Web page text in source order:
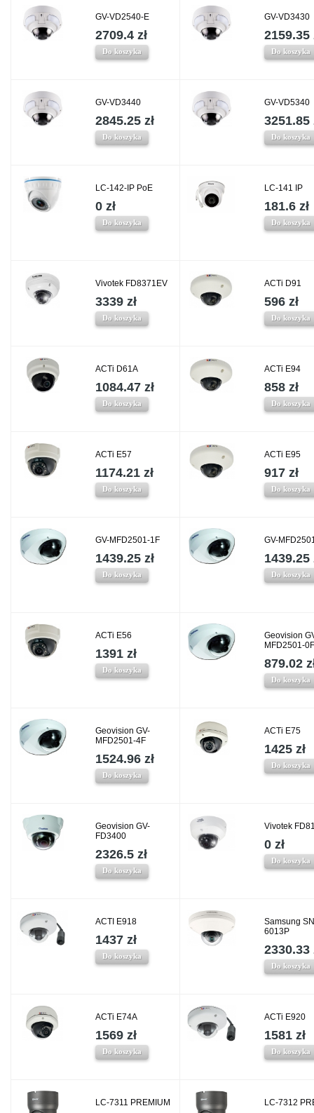
GV-VD2540-E
2709.4 zł
Do koszyka
GV-VD3430
2159.35
Do koszyka
GV-VD3440
2845.25 zł
Do koszyka
GV-VD5340
3251.85
Do koszyka
LC-142-IP PoE
0 zł
Do koszyka
LC-141 IP
181.6 zł
Do koszyka
Vivotek FD8371EV
3339 zł
Do koszyka
ACTi D91
596 zł
Do koszyka
ACTi D61A
1084.47 zł
Do koszyka
ACTi E94
858 zł
Do koszyka
ACTi E57
1174.21 zł
Do koszyka
ACTi E95
917 zł
Do koszyka
GV-MFD2501-1F
1439.25 zł
Do koszyka
GV-
1439.25
Do koszyka
ACTi E56
1391 zł
Do koszyka
Geovision
MFD2501-0F
879.02
Do koszyka
Geovision GV-
MFD2501-4F
1524.96 zł
Do koszyka
ACTi E75
1425 zł
Do koszyka
Geovision GV-
FD3400
2326.5 zł
Do koszyka
Vivotek
0 zł
Do koszyka
ACTI E918
1437 zł
Do koszyka
Samsung
6013P
2330.33
Do koszyka
ACTi E74A
1569 zł
Do koszyka
ACTi E920
1581 zł
Do koszyka
LC-7311 PREMIUM LC-7312